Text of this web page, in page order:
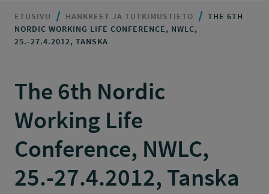
ETUSIVU HANKKEET JA TUTKIMUSTIETO
THE 6TH
NORDIC WORKING LIFE CONFERENCE, NWLC,
25.-27.4.2012, TANSKA
The 6th Nordic
Working Life
Conference, NWLC,
25.-27.4.2012, Tanska